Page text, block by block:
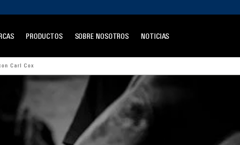
PRODUCTOS SOBRE NOSOTROS NOTICIAS
Carl Cox